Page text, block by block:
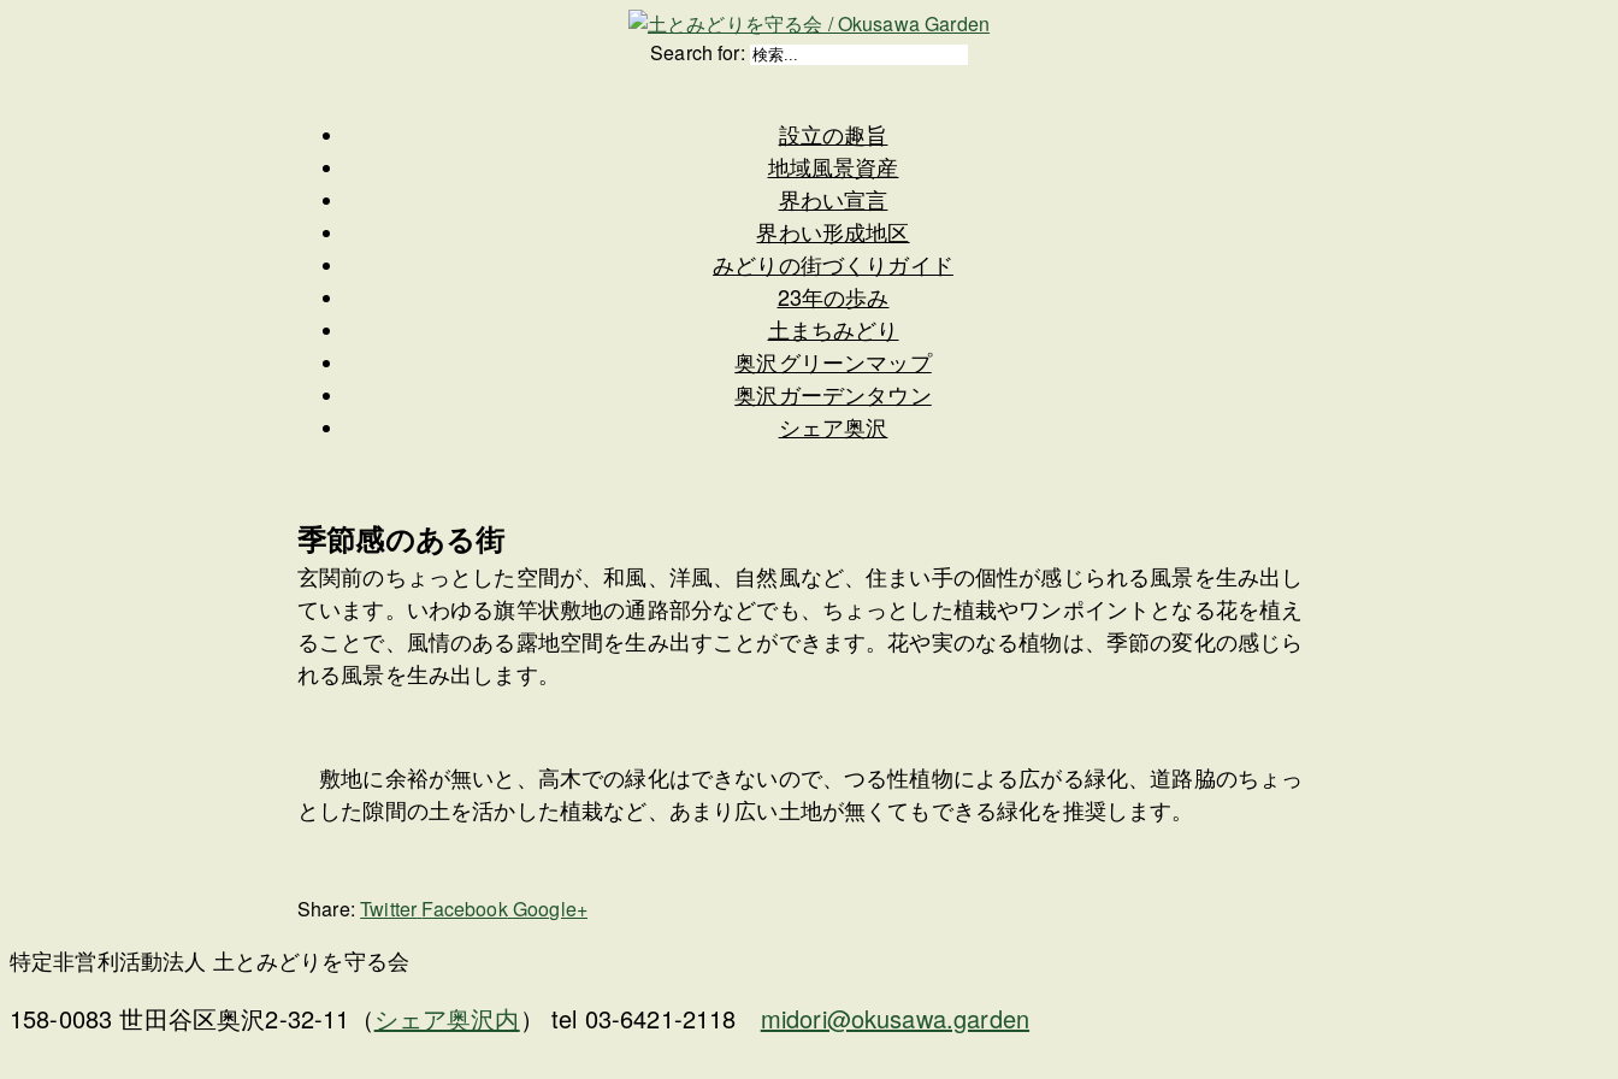
Search for:
設立の趣旨
地域風景資産
界わい宣言
界わい形成地区
みどりの街づくりガイド
23年の歩み
土まちみどり
奥沢グリーンマップ
奥沢ガーデンタウン
シェア奥沢
季節感のある街
玄関前のちょっとした空間が、和風、洋風、自然風など、住まい手の個性が感じられる風景を生み出し
ています。いわゆる旗竿状敷地の通路部分などでも、ちょっとした植栽やワンポイントとなる花を植え
ることで、風情のある露地空間を生み出すことができます。花や実のなる植物は、季節の変化の感じら
れる風景を生み出します。
敷地に余裕が無いと、高木での緑化はできないので、つる性植物による広がる緑化、道路脇のちょっ
とした隙間の土を活かした植栽など、あまり広い土地が無くてもできる緑化を推奨します。
Share: Twitter FacebookGoogle+
特定非営利活動法人 土とみどりを守る会
158-0083 世田谷区奥沢2-32-11（シェア奥沢内 ） tel 03-6421-2118 midori@okusawa.garden